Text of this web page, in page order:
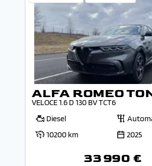
ALFA ROMEO
VELOCE 1.6 D 130 BV TCT6
Diesel
10200 km
2025
33 990 €